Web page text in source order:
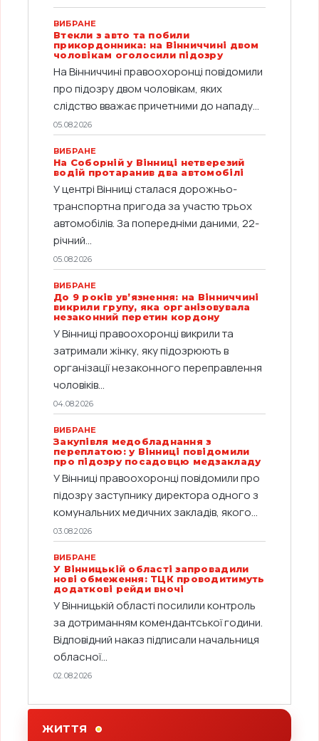
ВИБРАНЕ
Втекли з авто та побили
прикордонника: на Вінниччині двом
чоловікам оголосили підозру
На Вінниччині правоохоронці повідомили
про підозру двом чоловікам, яких
слідство вважає причетними до нападу...
05.08.2026
ВИБРАНЕ
На Соборній у Вінниці нетверезий
водій протаранив два автомобілі
У центрі Вінниці сталася дорожньо-
транспортна пригода за участю трьох
автомобілів. За попередніми даними, 22-
річний...
05.08.2026
ВИБРАНЕ
До 9 років ув’язнення: на Вінниччині
викрили групу, яка організовувала
незаконний перетин кордону
У Вінниці правоохоронці викрили та
затримали жінку, яку підозрюють в
організації незаконного переправлення
чоловіків...
04.08.2026
ВИБРАНЕ
Закупівля медобладнання з
переплатою: у Вінниці повідомили
про підозру посадовцю медзакладу
У Вінниці правоохоронці повідомили про
підозру заступнику директора одного з
комунальних медичних закладів, якого...
03.08.2026
ВИБРАНЕ
У Вінницькій області запровадили
нові обмеження: ТЦК проводитимуть
додаткові рейди вночі
У Вінницькій області посилили контроль
за дотриманням комендантської години.
Відповідний наказ підписали начальниця
обласної...
02.08.2026
ЖИТТЯ